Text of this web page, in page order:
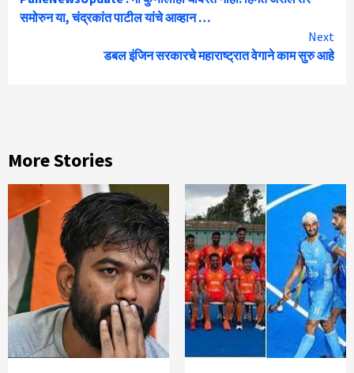
Reading
समोरुन या, चंद्रकांत पाटील यांचे आव्हान …
Next
डबल इंजिन सरकारचे महाराष्ट्रात वेगाने काम सुरु आहे
More Stories